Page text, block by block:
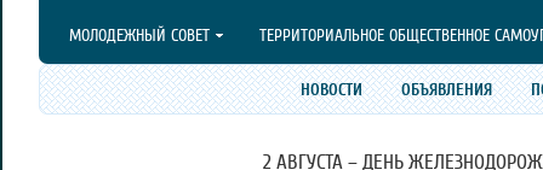
МОЛОДЕЖНЫЙ СОВЕТ ТЕРРИТОРИАЛЬНОЕ ОБЩЕСТВЕННОЕ
НОВОСТИ ОБЪЯВЛЕНИЯ
2 АВГУСТА – ДЕНЬ